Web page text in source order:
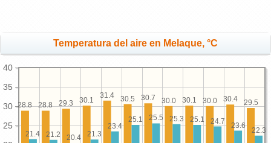
Temperatura del aire en Melaque, °C
25
30
35
40
29.5
30.4
30.0
30.1
30.0
30.7
30.5
31.4
30.1
29.3
28.8
28.8
22.3
23.6
24.7
25.1
25.3
25.5
25.1
23.4
21.3
20.4
21.2
21.4